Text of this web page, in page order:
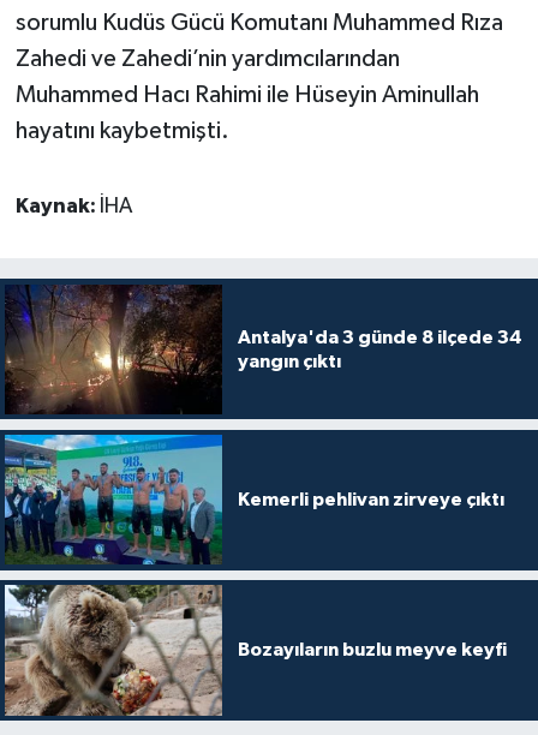
sorumlu Kudüs Gücü Komutanı Muhammed Rıza
Zahedi ve Zahedi’nin yardımcılarından
Muhammed Hacı Rahimi ile Hüseyin Aminullah
hayatını kaybetmişti.
Kaynak: İHA
Antalya'da 3 günde 8 ilçede 34
yangın çıktı
Kemerli pehlivan zirveye çıktı
Bozayıların buzlu meyve keyfi
Yaşam